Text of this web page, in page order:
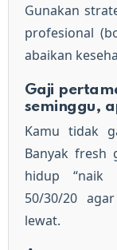
Gunakan
profesional
abaikan
Gaji
seminggu,
Kamu tidak
Banyak fresh
hidup “naik
50/30/20
lewat.